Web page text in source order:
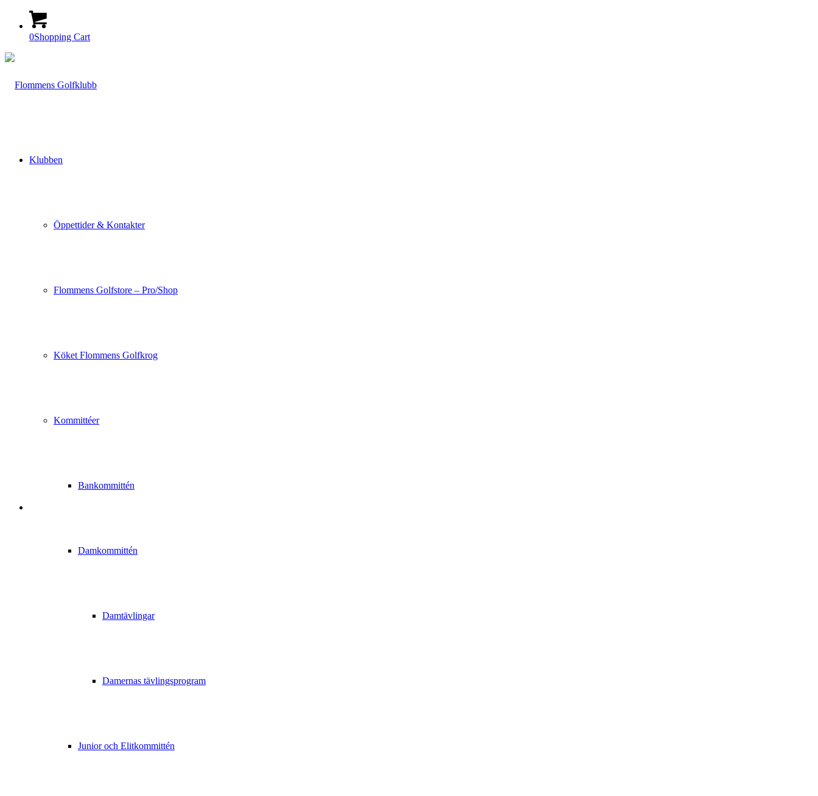
0Shopping Cart
Klubben
Öppettider & Kontakter
Flommens Golfstore – Pro/Shop
Köket Flommens Golfkrog
Kommittéer
Bankommittén
Damkommittén
Damtävlingar
Damernas tävlingsprogram
Junior och Elitkommittén